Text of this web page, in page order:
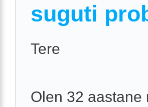
suguti
Tere
Olen 32 aastane